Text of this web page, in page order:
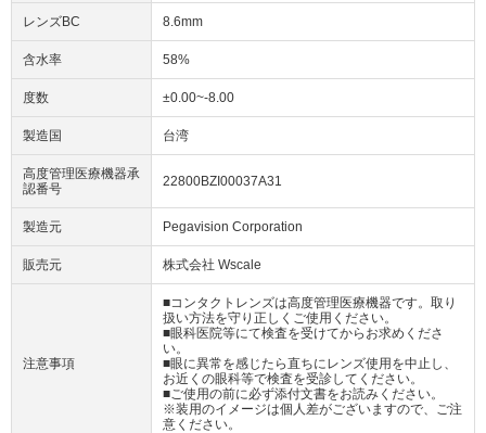
レンズBC 8.6mm
含水率 58%
度数 ±0.00~-8.00
製造国 台湾
高度管理医療機器承
認番号
22800BZI00037A31
製造元 Pegavision Corporation
販売元 株式会社 Wscale
注意事項
■コンタクトレンズは高度管理医療機器です。取り
扱い方法を守り正しくご使用ください。
■眼科医院等にて検査を受けてからお求めくださ
い。
■眼に異常を感じたら直ちにレンズ使用を中止し、
お近くの眼科等で検査を受診してください。
■ご使用の前に必ず添付文書をお読みください。
※装用のイメージは個人差がございますので、ご注
意ください。